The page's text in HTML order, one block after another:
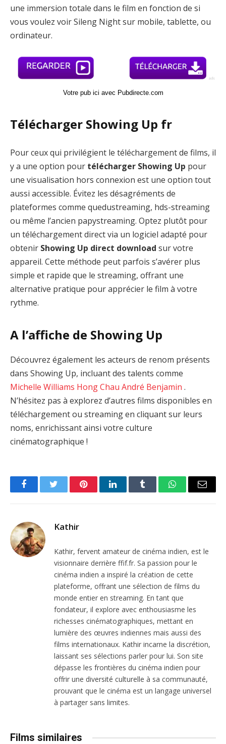
une immersion totale dans le film en fonction de si
vous voulez voir Sileng Night sur mobile, tablette, ou
ordinateur.
Votre pub ici avec Pubdirecte.com
Télécharger Showing Up fr
Pour ceux qui privilégient le téléchargement de films, il
y a une option pour télécharger Showing Up pour
une visualisation hors connexion est une option tout
aussi accessible. Évitez les désagréments de
plateformes comme quedustreaming, hds-streaming
ou même l’ancien papystreaming. Optez plutôt pour
un téléchargement direct via un logiciel adapté pour
obtenir Showing Up direct download sur votre
appareil. Cette méthode peut parfois s’avérer plus
simple et rapide que le streaming, offrant une
alternative pratique pour apprécier le film à votre
rythme.
A l’affiche de Showing Up
Découvrez également les acteurs de renom présents
dans Showing Up, incluant des talents comme
Michelle Williams Hong Chau André Benjamin .
N’hésitez pas à explorez d’autres films disponibles en
téléchargement ou streaming en cliquant sur leurs
noms, enrichissant ainsi votre culture
cinématographique !
FacebookTwitter PinterestLinkedInTumblr WhatsAppEmail
Kathir
Kathir, fervent amateur de cinéma indien, est le
visionnaire derrière ffif.fr. Sa passion pour le
cinéma indien a inspiré la création de cette
plateforme, offrant une sélection de films du
monde entier en streaming. En tant que
fondateur, il explore avec enthousiasme les
richesses cinématographiques, mettant en
lumière des œuvres indiennes mais aussi des
films internationaux. Kathir incarne la discrétion,
laissant ses sélections parler pour lui. Son site
dépasse les frontières du cinéma indien pour
offrir une diversité culturelle à sa communauté,
prouvant que le cinéma est un langage universel
à partager sans limites.
Films similaires